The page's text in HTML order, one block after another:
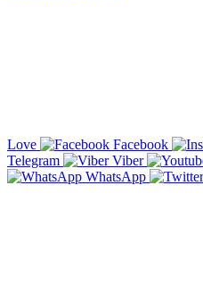
Love
Facebook
Telegram
Viber
WhatsApp